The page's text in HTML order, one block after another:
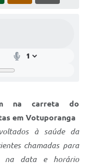
na carreta do
em Votuporanga
à saúde da
chamadas para
na data e horário